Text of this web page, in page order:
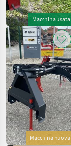
Macchina usata
Macchina nuova